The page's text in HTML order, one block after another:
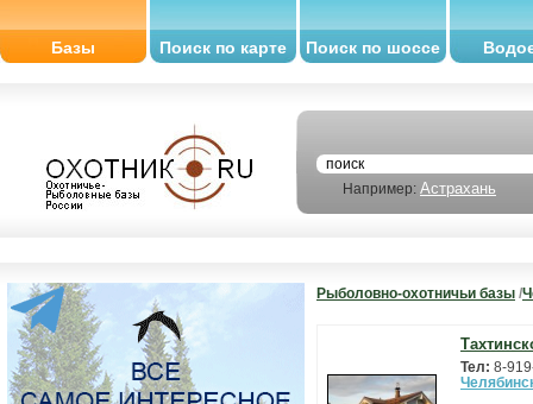
Базы Поиск по карте Поиск по шоссе
Например: Астрахань
Рыболовно-охотничьи базы /
Тел: 8-